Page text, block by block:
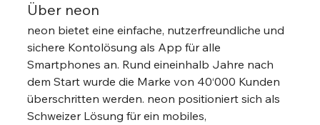
Über neon
neon bietet eine einfache, nutzerfreundliche und
sichere Kontolösung als App für alle
Smartphones an. Rund eineinhalb Jahre nach
dem Start wurde die Marke von 40‘000 Kunden
überschritten werden. neon positioniert sich als
Schweizer Lösung für ein mobiles,